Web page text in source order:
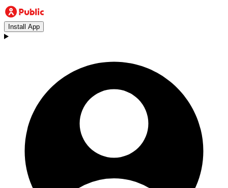
Install App